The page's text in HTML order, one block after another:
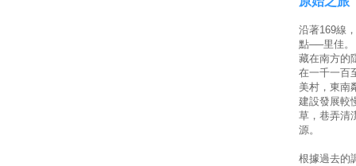
沿著169線
點──里佳。
藏在南方的
在一千一百
美村，東南
建設發展較
草，巷弄清
源。
根據過去的